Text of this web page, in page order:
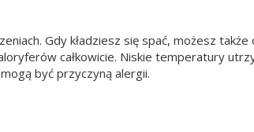
Gdy kładziesz się spać, możesz
całkowicie. Niskie temperatury
być przyczyną alergii.